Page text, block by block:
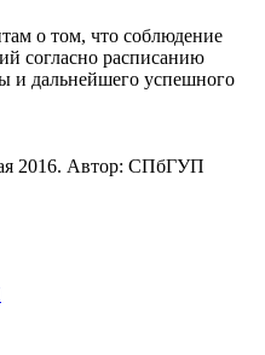
о том, что соблюдение
согласно расписанию
и дальнейшего успешного
2016. Автор: СПбГУП